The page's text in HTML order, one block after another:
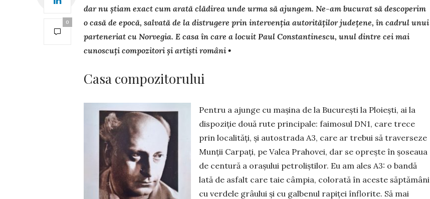
0
dar nu știam exact cum arată clădirea unde urma să ajungem. Ne-am bucurat să descoperim
o casă de epocă, salvată de la distrugere prin intervenția autorităților județene, în cadrul unui
parteneriat cu Norvegia. E casa în care a locuit Paul Constantinescu, unul dintre cei mai
cunoscuți compozitori și artiști români •
Casa compozitorului
Pentru a ajunge cu mașina de la București la Ploiești, ai la
dispoziție două rute principale: faimosul DN1, care trece
prin localități, și autostrada A3, care ar trebui să traverseze
Munții Carpați, pe Valea Prahovei, dar se oprește în șoseaua
de centură a orașului petroliștilor. Eu am ales A3: o bandă
lată de asfalt care taie câmpia, colorată în aceste săptămâni
cu verdele grâului și cu galbenul rapiței înflorite. Să mai